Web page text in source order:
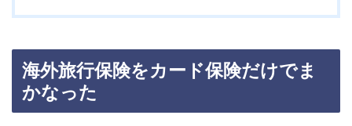
海外旅行保険をカード保険だけでま
かなった